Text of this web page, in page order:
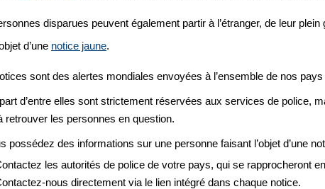
disparues peuvent également partir à l’étranger, de leur
d’une notice jaune.
sont des alertes mondiales envoyées à l’ensemble de nos
d’entre elles sont strictement réservées aux services de police,
retrouver les personnes en question.
possédez des informations sur une personne faisant l’objet d’une
les autorités de police de votre pays, qui se rapprocheront
nous directement via le lien intégré dans chaque notice.